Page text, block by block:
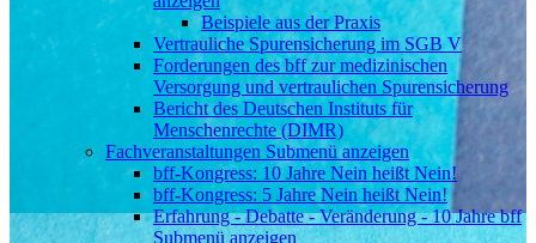
Beispiele aus der Praxis
Vertrauliche Spurensicherung im SGB V
Forderungen des bff zur medizinischen
Versorgung und vertraulichen Spurensicherung
Bericht des Deutschen Instituts für
Menschenrechte (DIMR)
Fachveranstaltungen Submenü anzeigen
bff-Kongress: 10 Jahre Nein heißt Nein!
bff-Kongress: 5 Jahre Nein heißt Nein!
Erfahrung - Debatte - Veränderung - 10 Jahre bff
Submenü anzeigen